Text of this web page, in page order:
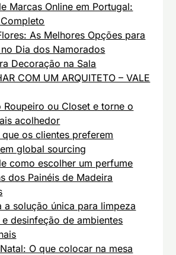
Marcas Online em Portugal:
As Melhores Opções para
Dia dos Namorados
Decoração na Sala
COM UM ARQUITETO – VALE
Roupeiro ou Closet e torne o
acolhedor
que os clientes preferem
global sourcing
como escolher um perfume
dos Painéis de Madeira
a solução única para limpeza
desinfeção de ambientes
O que colocar na mesa